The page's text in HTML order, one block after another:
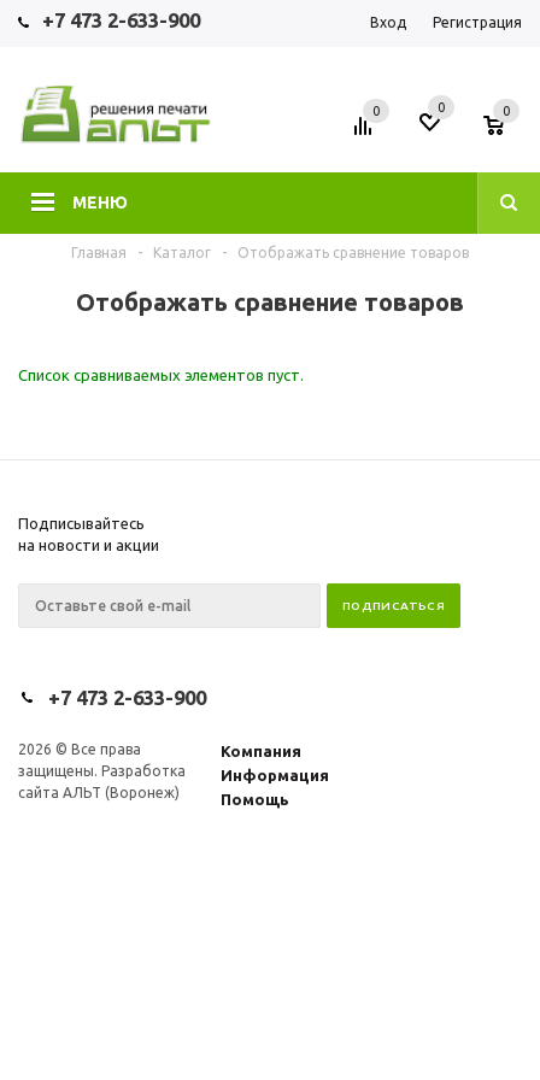
+7 473 2-633-900 Вход Регистрация
МЕНЮ
0 0 0
Главная - Каталог - Отображать сравнение товаров
Отображать сравнение товаров
Список сравниваемых элементов пуст.
Подписывайтесь
на новости и акции
+7 473 2-633-900
2026 © Все права
защищены. Разработка
сайта АЛЬТ (Воронеж)
Компания
Информация
Помощь